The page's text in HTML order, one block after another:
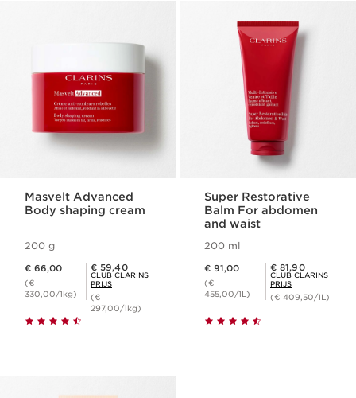
Masvelt Advanced
Body shaping cream
200 g
€ 66,00
(€
330,00/1kg)
Club Clarins Prijs € 59,40
€ 59,40
CLUB CLARINS
PRIJS
(€
297,00/1kg)
Super Restorative
Balm For abdomen
and waist
200 ml
€ 91,00
(€
455,00/1L)
Club Clarins Prijs € 81,90
€ 81,90
CLUB CLARINS
PRIJS
(€ 409,50/1L)